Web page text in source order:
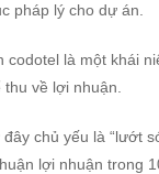
pháp lý cho dự án.
codotel là một khái
về lợi nhuận.
chủ yếu là “lướt
lợi nhuận trong